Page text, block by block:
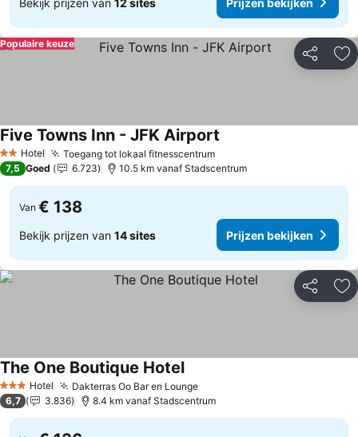
Delen
Populaire keuze
2 Sterren
Hotel Toegang tot lokaal fitnesscentrumPrijzen bekijken
Five Towns Inn - JFK Airport
7,5 Goed 6.723 10.5 km vanaf Stadscentrum
Van € 138
Bekijk prijzen van 14 sites Prijzen bekijken
Delen
3 SterrenHotel Dakterras Oo Bar en LoungePrijzen bekijken
The One Boutique HotelPrijzen bekijken
6,7 3.836 8.4 km vanaf Stadscentrum